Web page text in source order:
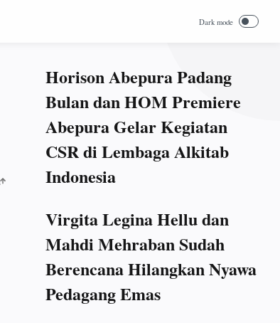
Horison Abepura Padang
Bulan dan HOM Premiere
Abepura Gelar Kegiatan
CSR di Lembaga Alkitab
Indonesia
Virgita Legina Hellu dan
Mahdi Mehraban Sudah
Berencana Hilangkan Nyawa
Pedagang Emas